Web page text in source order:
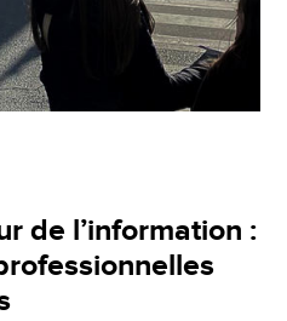
de l’information :